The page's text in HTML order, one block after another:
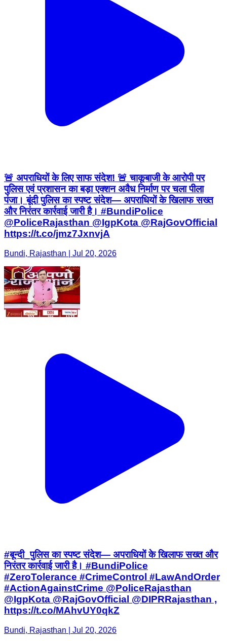
🚨 अपराधियों के लिए साफ संदेश! 🚨 चाकूबाजी के आरोपी पर
पुलिस एवं प्रशासन का बड़ा एक्शन अवैध निर्माण पर चला पीला
पंजा। बूंदी पुलिस का स्पष्ट संदेश— अपराधियों के खिलाफ सख्त
और निरंतर कार्रवाई जारी है। #BundiPolice
@PoliceRajasthan @IgpKota @RajGovOfficial
https://t.co/jmz7JxnvjA
Bundi, Rajasthan | Jul 20, 2026
#बून्दी_पुलिस का स्पष्ट संदेश— अपराधियों के खिलाफ सख्त और
निरंतर कार्रवाई जारी है। #BundiPolice
#ZeroTolerance #CrimeControl #LawAndOrder
#ActionAgainstCrime @PoliceRajasthan
@IgpKota @RajGovOfficial @DIPRRajasthan ,
https://t.co/MAhvUY0qkZ
Bundi, Rajasthan | Jul 20, 2026